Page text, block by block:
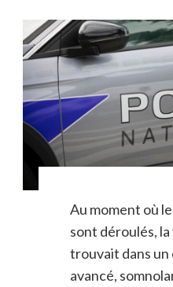
Au moment où
sont déroulés,
trouvait dans un
avancé,